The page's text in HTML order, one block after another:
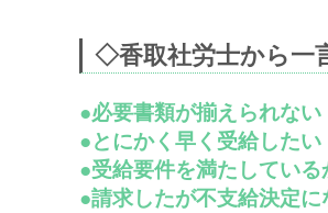
◇香取社労士から一
●必要書類が揃えられない
●とにかく早く受給したい
●受給要件を満たしている
●請求したが不支給決定に